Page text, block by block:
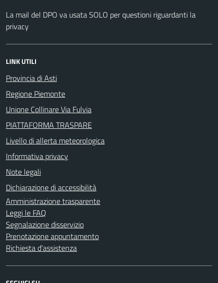
La mail del DPO va usata SOLO per questioni riguardanti la
privacy
LINK UTILI
Provincia di Asti
Regione Piemonte
Unione Collinare Via Fulvia
PIATTAFORMA TRASPARE
Livello di allerta meteorologica
Informativa privacy
Note legali
Dichiarazione di accessibilità
Amministrazione trasparente
Leggi le FAQ
Segnalazione disservizio
Prenotazione appuntamento
Richiesta d'assistenza